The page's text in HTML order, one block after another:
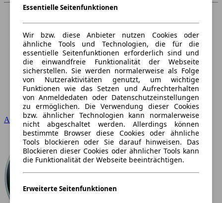
Audi
Essentielle Seitenfunktionen
Wir bzw. diese Anbieter nutzen Cookies oder
ähnliche Tools und Technologien, die für die
essentielle Seitenfunktionen erforderlich sind und
die einwandfreie Funktionalität der Webseite
sicherstellen. Sie werden normalerweise als Folge
von Nutzeraktivitäten genutzt, um wichtige
Funktionen wie das Setzen und Aufrechterhalten
von Anmeldedaten oder Datenschutzeinstellungen
zu ermöglichen. Die Verwendung dieser Cookies
bzw. ähnlicher Technologien kann normalerweise
nicht abgeschaltet werden. Allerdings können
bestimmte Browser diese Cookies oder ähnliche
Tools blockieren oder Sie darauf hinweisen. Das
Blockieren dieser Cookies oder ähnlicher Tools kann
die Funktionalität der Webseite beeinträchtigen.
Erweiterte Seitenfunktionen